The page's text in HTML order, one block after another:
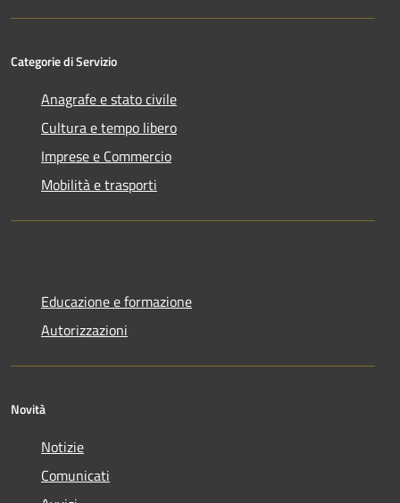
Categorie di Servizio
Anagrafe e stato civile
Cultura e tempo libero
Imprese e Commercio
Mobilità e trasporti
Educazione e formazione
Autorizzazioni
Novità
Notizie
Comunicati